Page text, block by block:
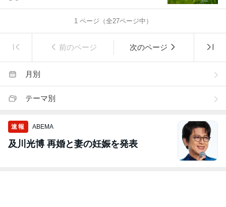
1ページ（全27ページ中）
前のページ 次のページ
月別
テーマ別
速報 ABEMA
及川光博 再婚と妻の妊娠を発表